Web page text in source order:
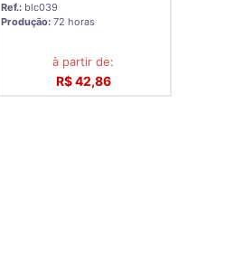
Ref.: blc039
Produção: 72 horas
à partir de:
R$ 42,86